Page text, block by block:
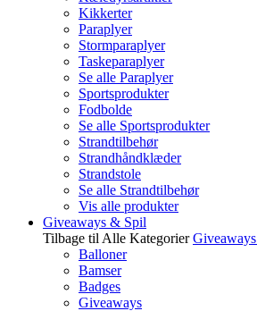
Kikkerter
Paraplyer
Stormparaplyer
Taskeparaplyer
Se alle Paraplyer
Sportsprodukter
Fodbolde
Se alle Sportsprodukter
Strandtilbehør
Strandhåndklæder
Strandstole
Se alle Strandtilbehør
Vis alle produkter
Giveaways & Spil
Tilbage til Alle Kategorier
Balloner
Bamser
Badges
Giveaways